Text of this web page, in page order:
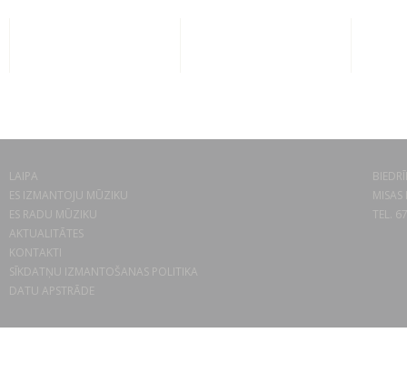
LAIPA
ES IZMANTOJU MŪZIKU
ES RADU MŪZIKU
AKTUALITĀTES
KONTAKTI
SĪKDATŅU IZMANTOŠANAS POLITIKA
DATU APSTRĀDE
TEL.